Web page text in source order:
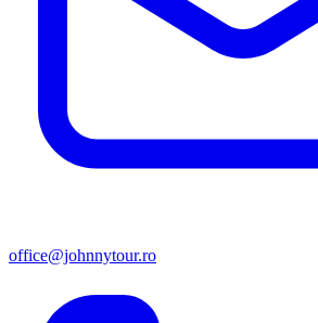
office@johnnytour.ro